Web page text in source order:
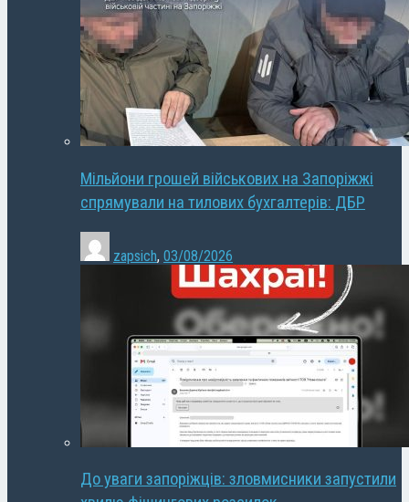
Мільйони грошей військових на Запоріжжі
спрямували на тилових бухгалтерів: ДБР
zapsich, 03/08/2026
До уваги запоріжців: зловмисники запустили